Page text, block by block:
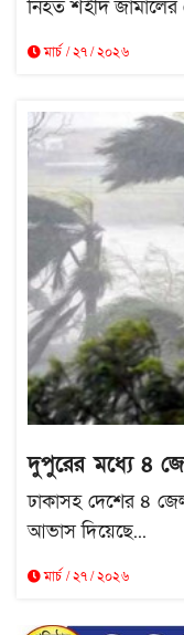
নিহত শহীদ জামালের
মার্চ / ২৭ / ২০২৬
দুপুরের মধ্যে ৪
ঢাকাসহ দেশের ৪
আভাস দিয়েছে...
মার্চ / ২৭ / ২০২৬